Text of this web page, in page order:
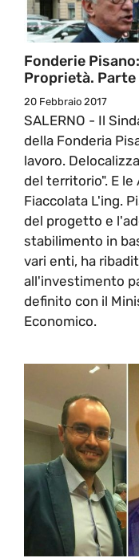
Fonderie
Proprietà.
20 Febbraio 2017
SALERNO - Il
della Fonderia
lavoro.
del territorio". E le
Fiaccolata L'ing.
del progetto e
stabilimento in
vari enti, ha
all'investimento
definito con il
Economico.